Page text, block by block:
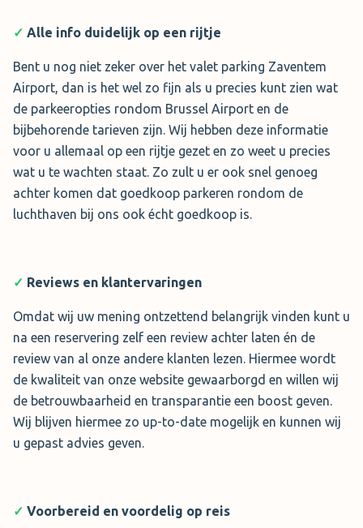
✓ Alle info duidelijk op een rijtje
Bent u nog niet zeker over het valet parking Zaventem
Airport, dan is het wel zo fijn als u precies kunt zien wat
de parkeeropties rondom Brussel Airport en de
bijbehorende tarieven zijn. Wij hebben deze informatie
voor u allemaal op een rijtje gezet en zo weet u precies
wat u te wachten staat. Zo zult u er ook snel genoeg
achter komen dat goedkoop parkeren rondom de
luchthaven bij ons ook écht goedkoop is.
✓ Reviews en klantervaringen
Omdat wij uw mening ontzettend belangrijk vinden kunt u
na een reservering zelf een review achter laten én de
review van al onze andere klanten lezen. Hiermee wordt
de kwaliteit van onze website gewaarborgd en willen wij
de betrouwbaarheid en transparantie een boost geven.
Wij blijven hiermee zo up-to-date mogelijk en kunnen wij
u gepast advies geven.
✓ Voorbereid en voordelig op reis